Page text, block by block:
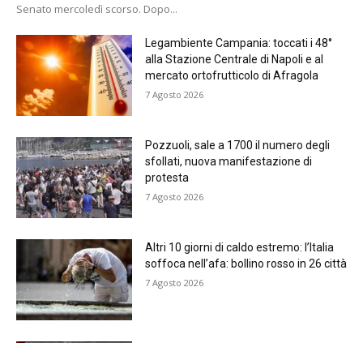
Senato mercoledì scorso. Dopo...
Legambiente Campania: toccati i 48°
alla Stazione Centrale di Napoli e al
mercato ortofrutticolo di Afragola
7 Agosto 2026
Pozzuoli, sale a 1700 il numero degli
sfollati, nuova manifestazione di
protesta
7 Agosto 2026
Altri 10 giorni di caldo estremo: l’Italia
soffoca nell’afa: bollino rosso in 26 città
7 Agosto 2026